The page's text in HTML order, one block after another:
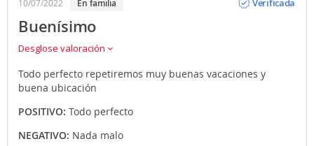
10/07/2022 en familia
Verificada
Buenísimo
Desglose valoración
Todo perfecto repetiremos muy buenas vacaciones y
buena ubicación
POSITIVO: Todo perfecto
NEGATIVO: Nada malo